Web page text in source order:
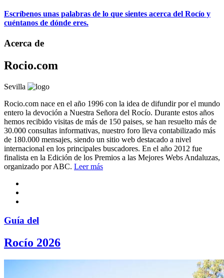
Escríbenos unas palabras de lo que sientes acerca del Rocío y
cuéntanos de dónde eres.
Acerca de
Rocio.com
Sevilla
Rocio.com nace en el año 1996 con la idea de difundir por el mundo
entero la devoción a Nuestra Señora del Rocío. Durante estos años
hemos recibido visitas de más de 150 paises, se han resuelto más de
30.000 consultas informativas, nuestro foro lleva contabilizado más
de 180.000 mensajes, siendo un sitio web destacado a nivel
internacional en los principales buscadores. En el año 2012 fue
finalista en la Edición de los Premios a las Mejores Webs Andaluzas,
organizado por ABC. Leer más
Guía del
Rocío 2026